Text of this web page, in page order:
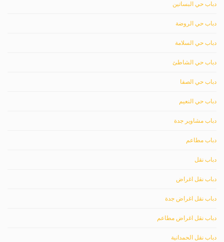
دباب حي البساتين
دباب حي الروضة
دباب حي السلامة
دباب حي الشاطئ
دباب حي الصفا
دباب حي النعيم
دباب مشاوير جدة
دباب مطاعم
دباب نقل
دباب نقل اغراض
دباب نقل اغراض جدة
دباب نقل اغراض مطاعم
دباب نقل الحمدانية